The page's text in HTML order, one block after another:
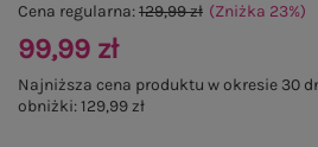
Cena regularna:129,99 zł (Zniżka 23%)
99,99 zł
Najniższa cena produktu w okresie 30
obniżki:129,99 zł